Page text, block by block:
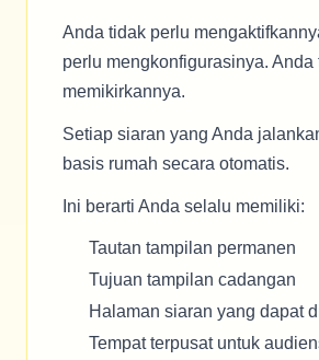
Anda tidak perlu
perlu mengkonfigurasinya. Anda
memikirkannya.
Setiap siaran yang Anda
basis rumah secara otomatis.
Ini berarti Anda selalu memiliki:
Tautan tampilan permanen
Tujuan tampilan cadangan
Halaman siaran yang dapat
Tempat terpusat untuk